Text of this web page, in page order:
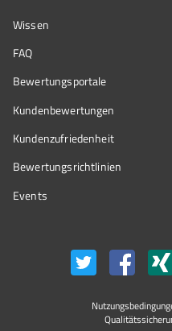
Wissen
FAQ
Bewertungsportale
Kundenbewertungen
Kundenzufriedenheit
Bewertungs­richtlinien
Events